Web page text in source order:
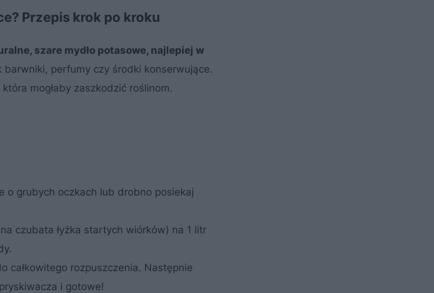
Przepis krok po kroku
szare mydło potasowe, najlepiej w
perfumy czy środki konserwujące.
mogłaby zaszkodzić roślinom.
o grubych oczkach lub drobno posiekaj
czubata łyżka startych wiórków) na 1 litr
całkowitego rozpuszczenia. Następnie
i gotowe!